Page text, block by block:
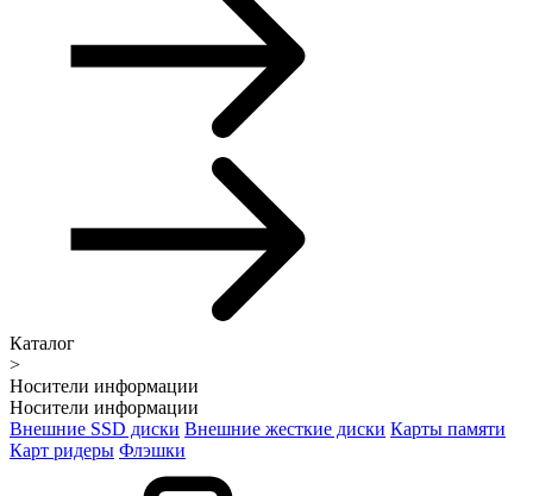
Каталог
>
Носители информации
Носители информации
Внешние SSD диски Внешние жесткие диски Карты памяти
Карт ридеры Флэшки